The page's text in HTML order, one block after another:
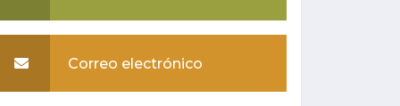
Correo electrónico